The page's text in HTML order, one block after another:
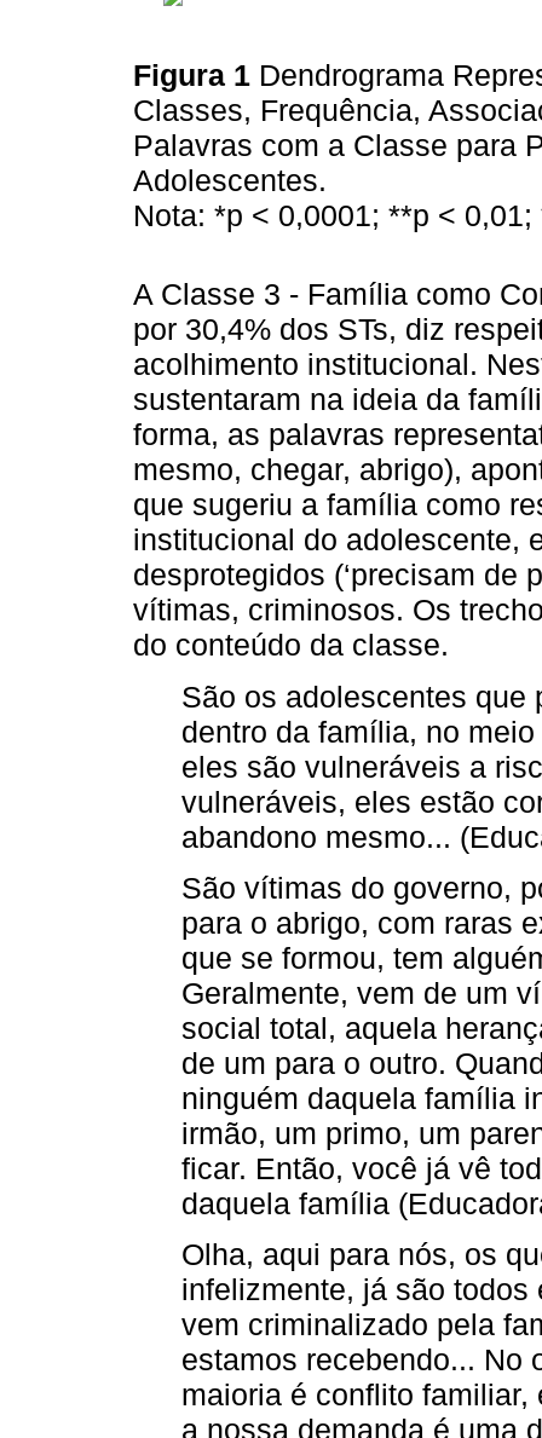
Figura 1 Dendrograma
Classes, Frequência,
Palavras com a Classe para
Adolescentes.
Nota: *p < 0,0001; **p <
A Classe 3 - Família como
por 30,4% dos STs, diz
acolhimento institucional.
sustentaram na ideia da
forma, as palavras
mesmo, chegar, abrigo),
que sugeriu a família como
institucional do adolescente,
desprotegidos (‘precisam de
vítimas, criminosos. Os
do conteúdo da classe.
São os adolescentes que
dentro da família, no
eles são vulneráveis a
vulneráveis, eles estão
abandono mesmo...
São vítimas do governo,
para o abrigo, com raras
que se formou, tem
Geralmente, vem de um
social total, aquela
de um para o outro.
ninguém daquela família
irmão, um primo, um
ficar. Então, você já vê
daquela família
Olha, aqui para nós, os
infelizmente, já são
vem criminalizado pela
estamos recebendo... No
maioria é conflito
a nossa demanda é uma